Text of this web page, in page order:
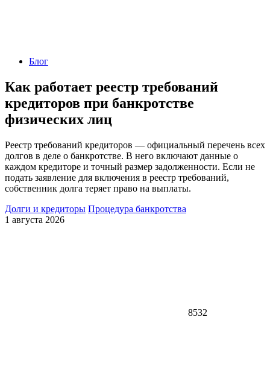
Блог
Как работает реестр требований
кредиторов при банкротстве
физических лиц
Реестр требований кредиторов — официальный перечень всех
долгов в деле о банкротстве. В него включают данные о
каждом кредиторе и точный размер задолженности. Если не
подать заявление для включения в реестр требований,
собственник долга теряет право на выплаты.
Долги и кредиторы Процедура банкротства
1 августа 2026
8532